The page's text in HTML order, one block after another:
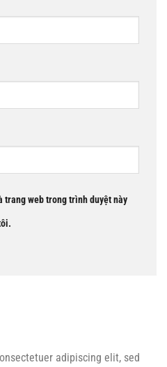
trang web trong trình duyệt này
adipiscing elit, sed